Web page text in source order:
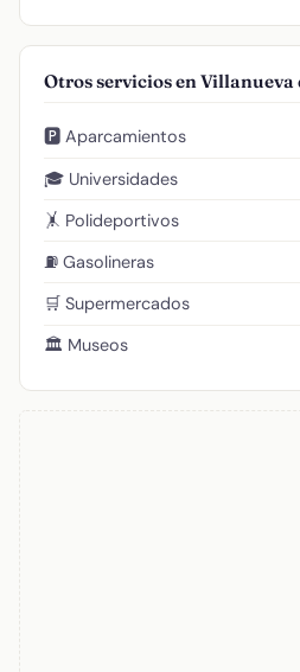
Otros servicios en Villanueva
🅿️ Aparcamientos
🎓 Universidades
🤸 Polideportivos
⛽ Gasolineras
🛒 Supermercados
🏛️ Museos